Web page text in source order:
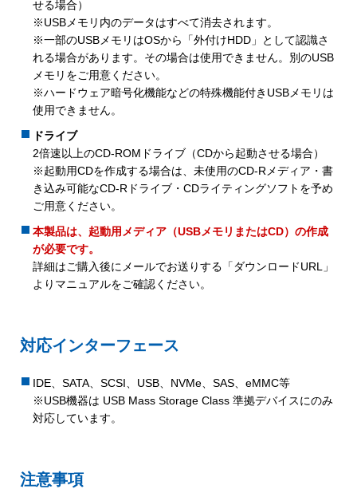
せる場合）
※USBメモリ内のデータはすべて消去されます。
※一部のUSBメモリはOSから「外付けHDD」として認識さ
れる場合があります。その場合は使用できません。別のUSB
メモリをご用意ください。
※ハードウェア暗号化機能などの特殊機能付きUSBメモリは
使用できません。
ドライブ
2倍速以上のCD-ROMドライブ（CDから起動させる場合）
※起動用CDを作成する場合は、未使用のCD-Rメディア・書
き込み可能なCD-Rドライブ・CDライティングソフトを予め
ご用意ください。
本製品は、起動用メディア（USBメモリまたはCD）の作成
が必要です。
詳細はご購入後にメールでお送りする「ダウンロードURL」
よりマニュアルをご確認ください。
対応インターフェース
IDE、SATA、SCSI、USB、NVMe、SAS、eMMC等
※USB機器は USB Mass Storage Class 準拠デバイスにのみ
対応しています。
注意事項